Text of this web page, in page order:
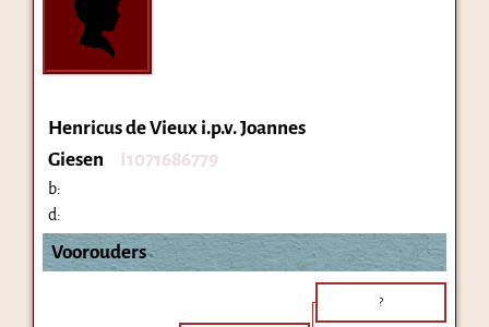
Henricus de Vieux i.p.v. Joannes
Giesen
I1071686779
b:
d:
Voorouders
?